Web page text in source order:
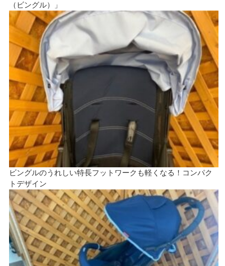
（ビングル）」
ビングルのうれしい特長フットワークも軽くなる！コンパク
トデザイン